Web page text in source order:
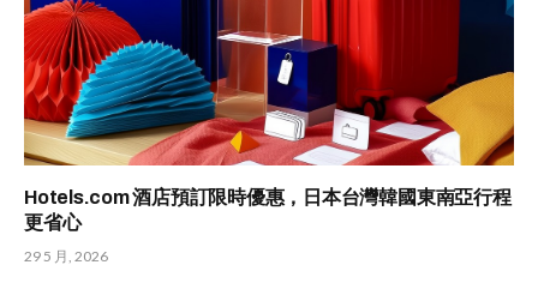
Hotels.com 酒店預訂限時優惠，日本台灣韓國東南亞行程
更省心
29 5 月, 2026